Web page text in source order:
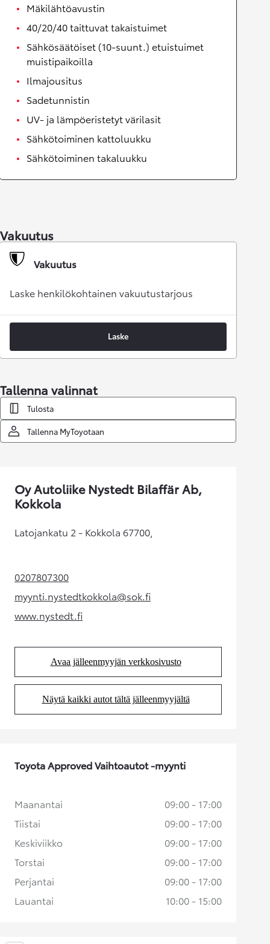
Mäkilähtöavustin
40/20/40 taittuvat takaistuimet
Sähkösäätöiset (10-suunt.) etuistuimet
muistipaikoilla
Ilmajousitus
Sadetunnistin
UV- ja lämpöeristetyt värilasit
Sähkötoiminen kattoluukku
Sähkötoiminen takaluukku
Vakuutus
Vakuutus
Laske henkilökohtainen vakuutustarjous
Laske
Tallenna valinnat
Tulosta
Tallenna MyToyotaan
Oy Autoliike Nystedt Bilaffär Ab,
Kokkola
Latojankatu 2 - Kokkola 67700,
0207807300(Aukeaa uudessa välilehdessä)
myynti.nystedtkokkola@sok.fi(Aukeaa uudessa välilehdessä)
www.nystedt.fi(Aukeaa uudessa välilehdessä)
Avaa jälleenmyyjän verkkosivusto
(Aukeaa uudessa välilehdessä)
Näytä kaikki autot tältä jälleenmyyjältä
(Aukeaa uudessa välilehdessä)
Toyota Approved Vaihtoautot -myynti
Maanantai
09:00 - 17:00
Tiistai
09:00 - 17:00
Keskiviikko
09:00 - 17:00
Torstai
09:00 - 17:00
Perjantai
09:00 - 17:00
Lauantai
10:00 - 15:00